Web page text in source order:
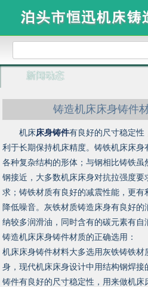
新闻动态
铸造机床床身铸件
机床床身铸件有良好的尺寸稳定性
利于长期保持机床精度。铸铁机床床身
各种复杂结构的形体；与钢相比铸铁
钢接近，大多数机床床身对抗拉强度
求；铸铁材质有良好的减震性能，更有
降低噪音。灰铁材质铸造床身有良好
纳较多润滑油，同时含有的碳元素有自
铸造机床床身铸件材质的正确选用：
机床床身铸件材料大多选用灰铁铸铁
身，现代机床床身设计中用结构钢焊
铸件有良好的尺寸稳定性，用来做机